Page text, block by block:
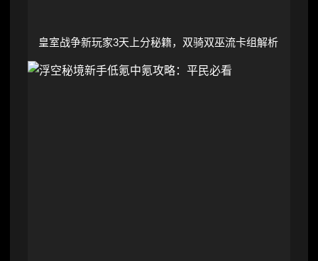
皇室战争新玩家3天上分秘籍，双骑双巫流卡组解析